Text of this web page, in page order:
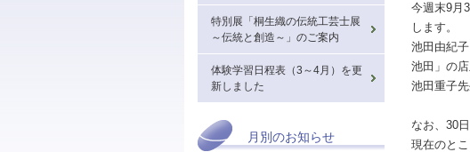
今週末9月
します。
池田由紀
池田」の
池田重子
なお、30
現在のと
特別展「桐生織の伝統工芸士展
～伝統と創造～」のご案内
体験学習日程表（3～4月）を更
新しました
月別のお知らせ